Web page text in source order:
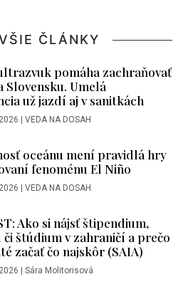
ČLÁNKY
pomáha zachraňovať
Slovensku. Umelá
už jazdí aj v sanitkách
| VEDA NA DOSAH
oceánu mení pravidlá hry
fenoménu El Niño
| VEDA NA DOSAH
Ako si nájsť štipendium,
štúdium v zahraničí a prečo
začať čo najskôr (SAIA)
| Sára Molitorisová